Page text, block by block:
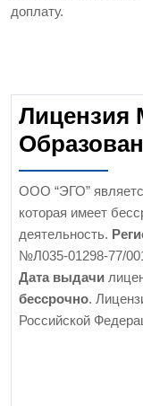
доплату.
Лицензия
ООО “ЭГО”
которая имеет
деятельность.
№Л035-01298-77/
Дата выдачи
бессрочно.
Российской